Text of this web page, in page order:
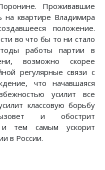
Проживавшие
на квартире Владимира
положение.
во что бы то ни стало
работы партии в
возможно скорее
регулярные связи с
что начавшаяся
усилит все
классовую борьбу
и обострит
и тем самым ускорит
в России.